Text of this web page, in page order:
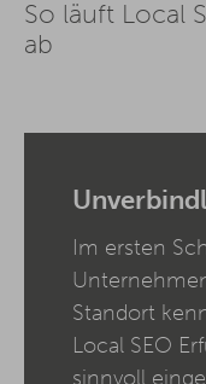
So läuft Local
ab
Im ersten
Standort
Local SEO
sinnvoll